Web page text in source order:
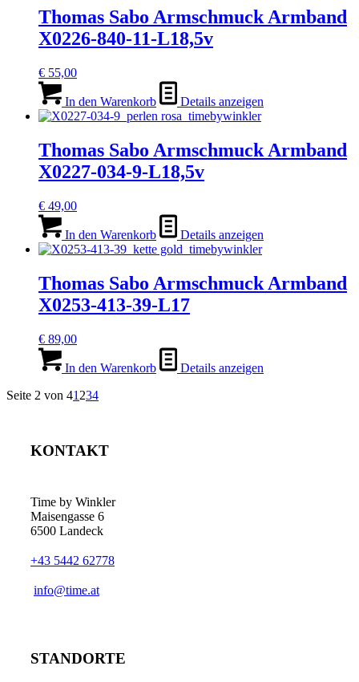
Thomas Sabo Armschmuck Armband
X0226-840-11-L18,5v
€ 55,00
In den Warenkorb Details anzeigen
Thomas Sabo Armschmuck Armband
X0227-034-9-L18,5v
€ 49,00
In den Warenkorb Details anzeigen
Thomas Sabo Armschmuck Armband
X0253-413-39-L17
€ 89,00
In den Warenkorb
Details anzeigen
Seite 2 von 41 234
KONTAKT
Time by Winkler
Maisengasse 6
6500 Landeck
+43 5442 62778
­info@time.at
STANDORTE